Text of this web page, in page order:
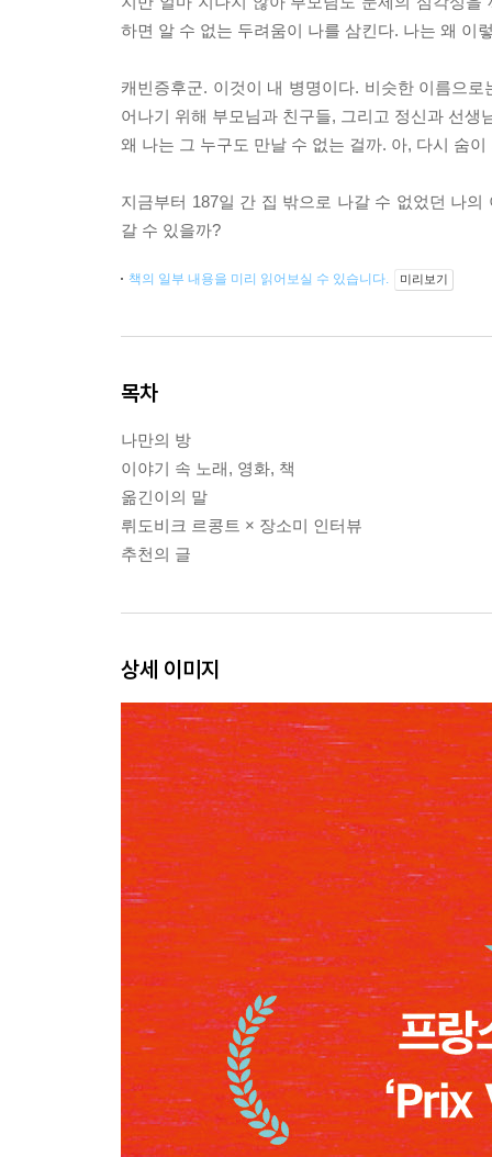
하면 알 수 없는 두려움이 나를 삼킨다. 나는 왜 이
캐빈증후군. 이것이 내 병명이다. 비슷한 이름으
어나기 위해 부모님과 친구들, 그리고 정신과 선
왜 나는 그 누구도 만날 수 없는 걸까. 아, 다시 숨
지금부터 187일 간 집 밖으로 나갈 수 없었던 나
갈 수 있을까?
책의 일부 내용을 미리 읽어보실 수 있습니다. 미리보기
목차
나만의 방
이야기 속 노래, 영화, 책
옮긴이의 말
뤼도비크 르콩트 × 장소미 인터뷰
추천의 글
상세 이미지